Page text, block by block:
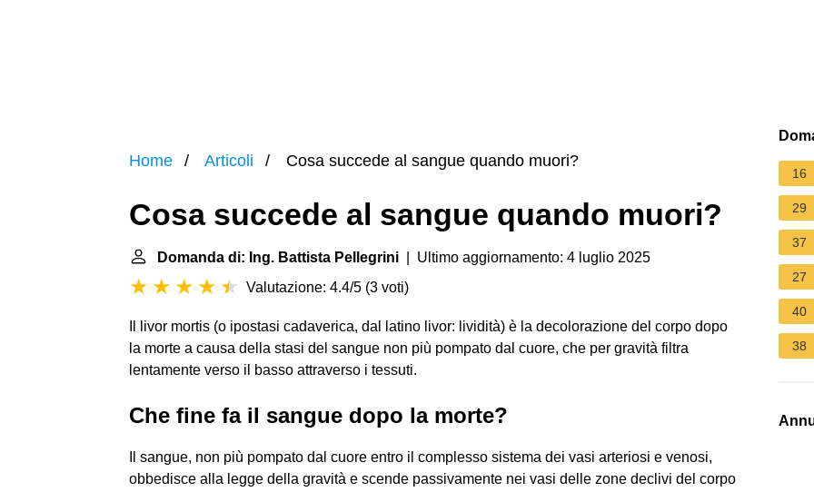
Home Articoli Cosa succede al sangue quando muori?
Cosa succede al sangue quando muori?
Domanda di: Ing. Battista Pellegrini | Ultimo aggiornamento: 4 luglio 2025
Valutazione: 4.4/5 (3 voti)
Il livor mortis (o ipostasi cadaverica, dal latino livor: lividità) è la decolorazione del corpo dopo
la morte a causa della stasi del sangue non più pompato dal cuore, che per gravità filtra
lentamente verso il basso attraverso i tessuti.
Che fine fa il sangue dopo la morte?
Il sangue, non più pompato dal cuore entro il complesso sistema dei vasi arteriosi e venosi,
obbedisce alla legge della gravità e scende passivamente nei vasi delle zone declivi del corpo
16
29
37
27
40
38